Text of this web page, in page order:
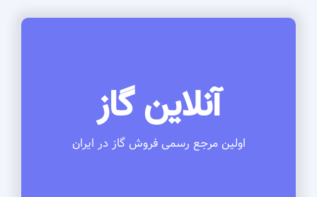
آنلاین گاز
اولین مرجع رسمی فروش گاز در ایران